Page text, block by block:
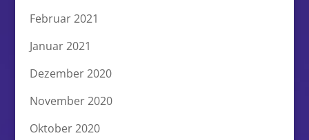
Februar 2021
Januar 2021
Dezember 2020
November 2020
Oktober 2020